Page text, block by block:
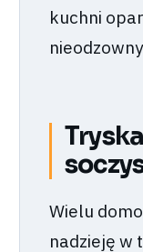
kuchni
Wielu
nadzieję w